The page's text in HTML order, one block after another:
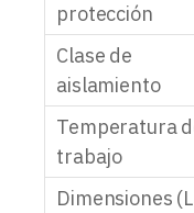
protección
Clase de
aislamiento
Temperatura
trabajo
Dimensiones